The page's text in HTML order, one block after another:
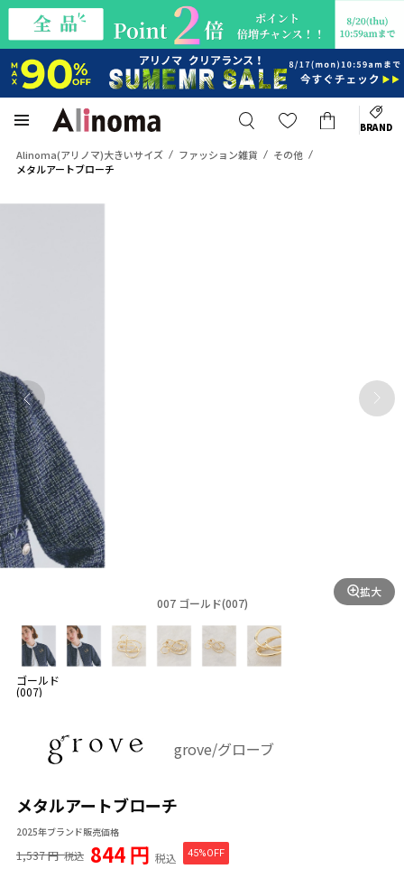
BRAND
Alinoma(アリノマ)大きいサイズ ファッション雑貨
その他
メタルアートブローチ
007 ゴールド(007)
拡大
ゴールド
(007)
grove/グローブ
メタルアートブローチ
2025年ブランド販売価格
1,537 円 税込 844 円 税込 45%OFF